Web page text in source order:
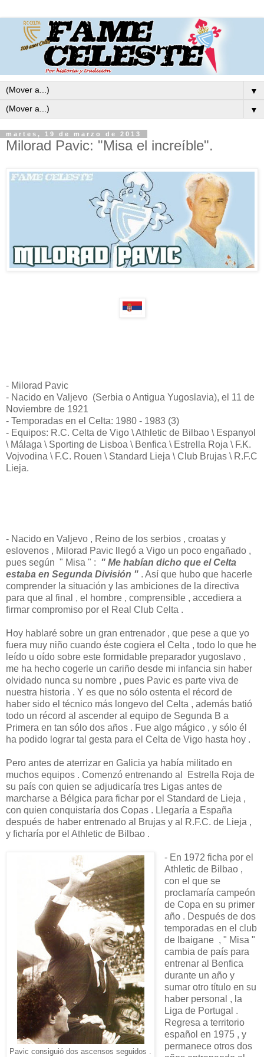
▼
▼
martes, 19 de marzo de 2013
Milorad Pavic: "Misa el increíble".
- Milorad Pavic
- Nacido en Valjevo (Serbia o Antigua Yugoslavia), el 11 de
Noviembre de 1921
- Temporadas en el Celta: 1980 - 1983 (3)
- Equipos: R.C. Celta de Vigo \ Athletic de Bilbao \ Espanyol
\ Málaga \ Sporting de Lisboa \ Benfica \ Estrella Roja \ F.K.
Vojvodina \ F.C. Rouen \ Standard Lieja \ Club Brujas \ R.F.C
Lieja.
- Nacido en Valjevo , Reino de los serbios , croatas y
eslovenos , Milorad Pavic llegó a Vigo un poco engañado ,
pues según " Misa " : " Me habían dicho que el Celta
estaba en Segunda División " . Así que hubo que hacerle
comprender la situación y las ambiciones de la directiva
para que al final , el hombre , comprensible , accediera a
firmar compromiso por el Real Club Celta .
Hoy hablaré sobre un gran entrenador , que pese a que yo
fuera muy niño cuando éste cogiera el Celta , todo lo que he
leído u oído sobre este formidable preparador yugoslavo ,
me ha hecho cogerle un cariño desde mi infancia sin haber
olvidado nunca su nombre , pues Pavic es parte viva de
nuestra historia . Y es que no sólo ostenta el récord de
haber sido el técnico más longevo del Celta , además batió
todo un récord al ascender al equipo de Segunda B a
Primera en tan sólo dos años . Fue algo mágico , y sólo él
ha podido lograr tal gesta para el Celta de Vigo hasta hoy .
Pero antes de aterrizar en Galicia ya había militado en
muchos equipos . Comenzó entrenando al Estrella Roja de
su país con quien se adjudicaría tres Ligas antes de
marcharse a Bélgica para fichar por el Standard de Lieja ,
con quien conquistaría dos Copas . Llegaría a España
después de haber entrenado al Brujas y al R.F.C. de Lieja ,
y ficharía por el Athletic de Bilbao .
Pavic consiguió dos ascensos seguidos .
- En 1972 ficha por el
Athletic de Bilbao ,
con el que se
proclamaría campeón
de Copa en su primer
año . Después de dos
temporadas en el club
de Ibaigane , " Misa "
cambia de país para
entrenar al Benfica
durante un año y
sumar otro título en su
haber personal , la
Liga de Portugal .
Regresa a territorio
español en 1975 , y
permanece otros dos